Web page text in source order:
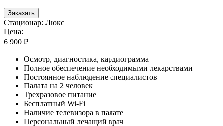
Заказать
Стационар: Люкс
Цена:
6 900 ₽
Осмотр, диагностика, кардиограмма
Полное обеспечение необходимыми лекарствами
Постоянное наблюдение специалистов
Палата на 2 человек
Трехразовое питание
Бесплатный Wi-Fi
Наличие телевизора в палате
Персональный лечащий врач